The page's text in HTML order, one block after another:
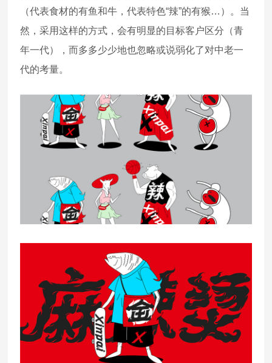
（代表食材的有鱼和牛，代表特色“辣”的有猴…）。当
然，采用这样的方式，会有明显的目标客户区分（青
年一代），而多多少少地也忽略或说弱化了对中老一
代的考量。